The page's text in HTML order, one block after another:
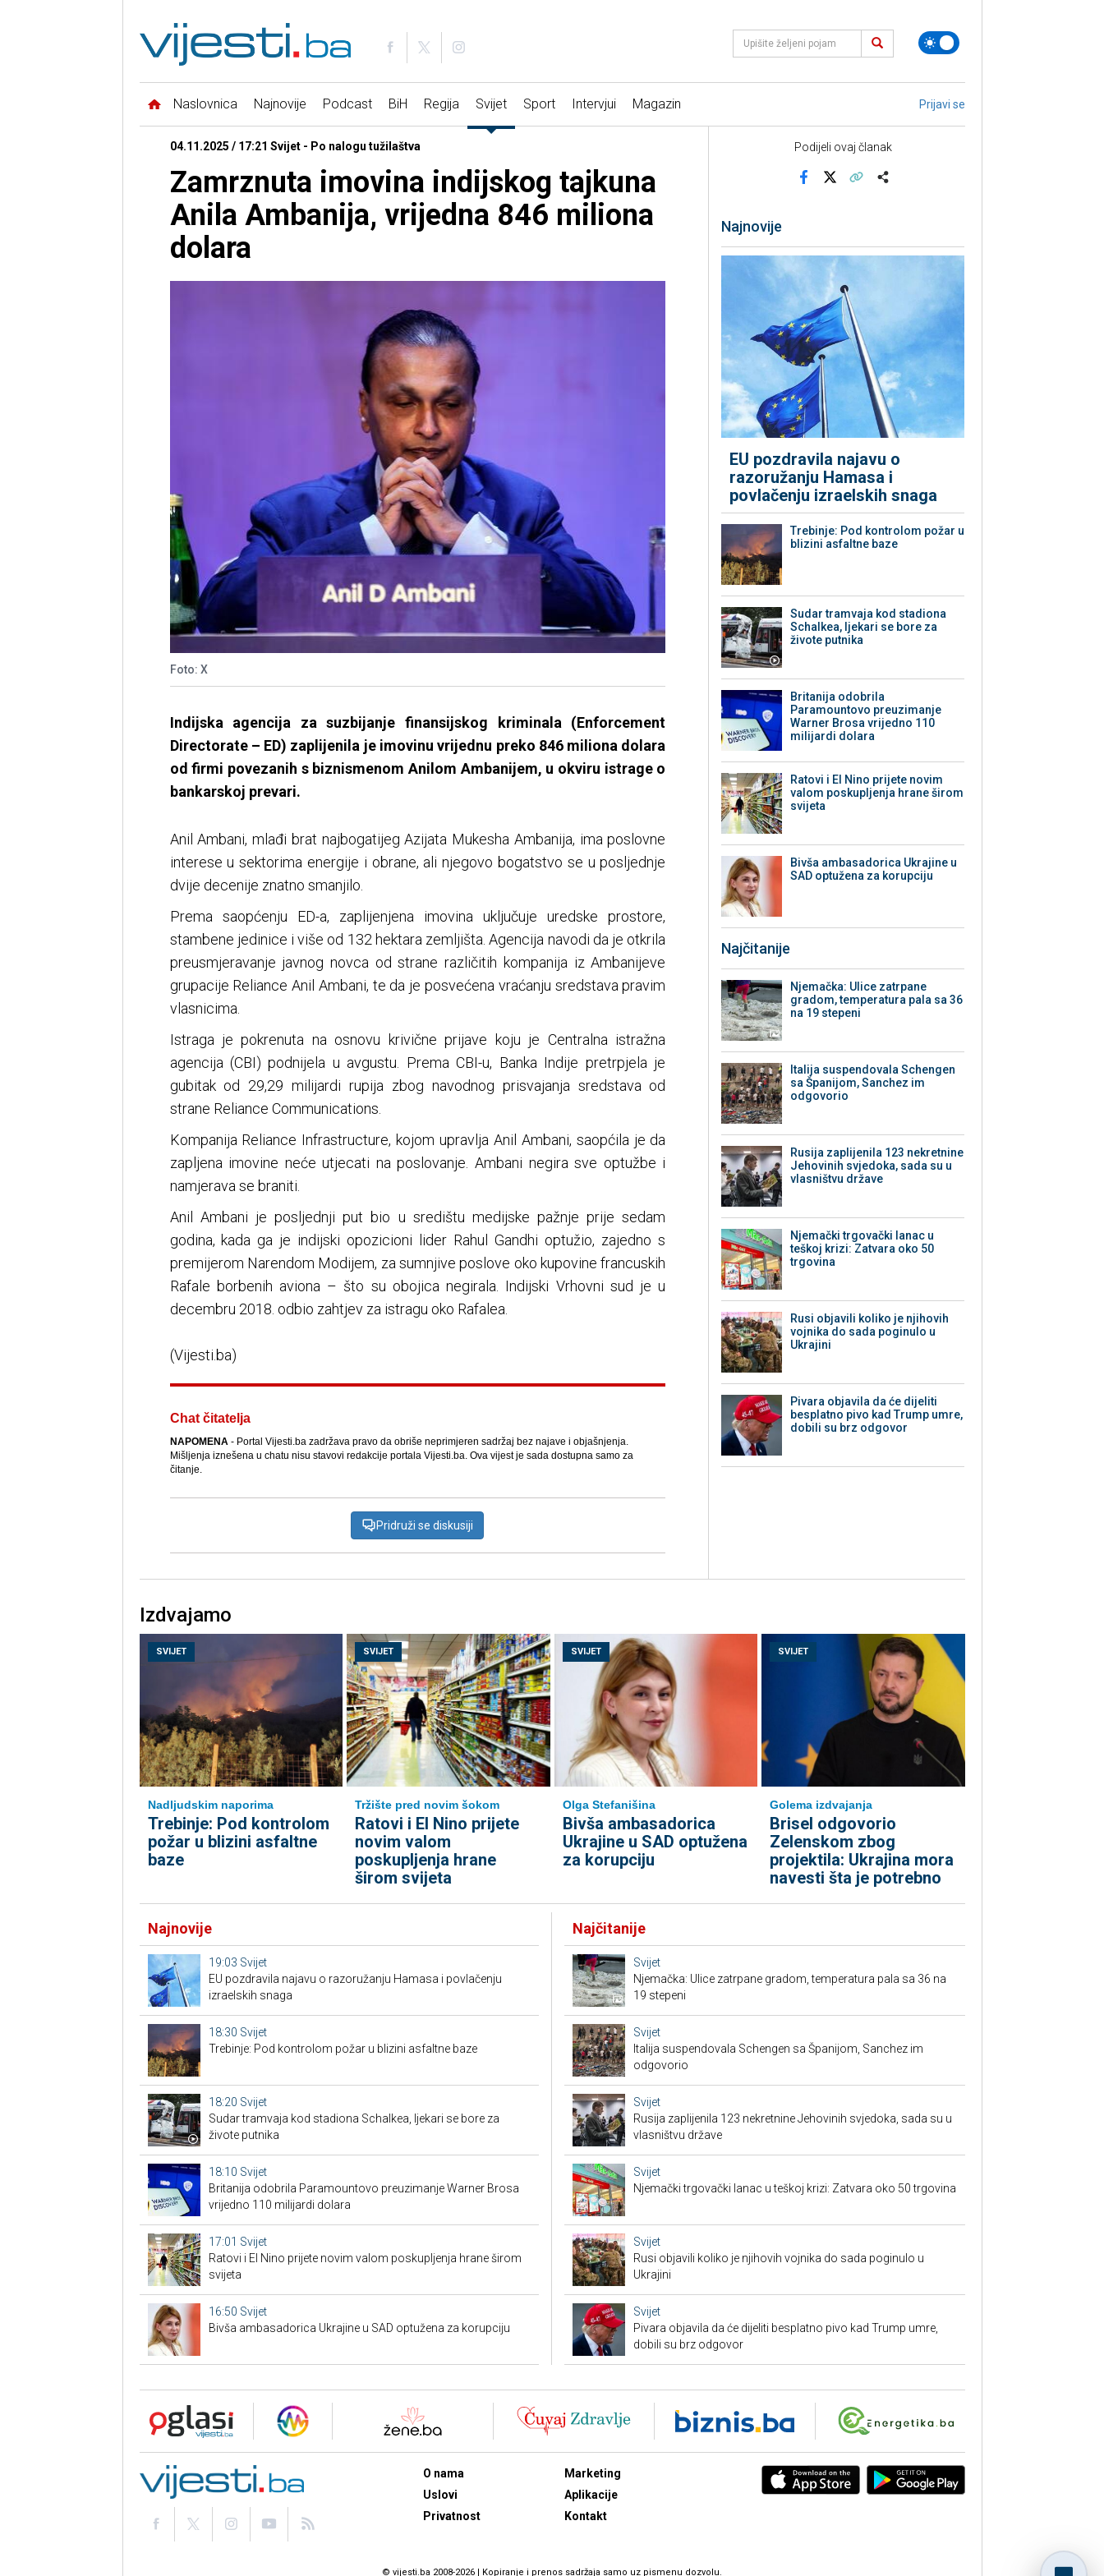
Naslovnica Najnovije Podcast BiH Regija Svijet Sport Intervjui Magazin Prijavi se
04.11.2025 / 17:21 Svijet - Po nalogu tužilaštva
Zamrznuta imovina indijskog tajkuna
Anila Ambanija, vrijedna 846 miliona
dolara
Foto: X
Indijska agencija za suzbijanje finansijskog kriminala (Enforcement
Directorate – ED) zaplijenila je imovinu vrijednu preko 846 miliona dolara
od firmi povezanih s biznismenom Anilom Ambanijem, u okviru istrage o
bankarskoj prevari.
Anil Ambani, mlađi brat najbogatijeg Azijata Mukesha Ambanija, ima poslovne
interese u sektorima energije i obrane, ali njegovo bogatstvo se u posljednje
dvije decenije znatno smanjilo.
Prema saopćenju ED-a, zaplijenjena imovina uključuje uredske prostore,
stambene jedinice i više od 132 hektara zemljišta. Agencija navodi da je otkrila
preusmjeravanje javnog novca od strane različitih kompanija iz Ambanijeve
grupacije Reliance Anil Ambani, te da je posvećena vraćanju sredstava pravim
vlasnicima.
Istraga je pokrenuta na osnovu krivične prijave koju je Centralna istražna
agencija (CBI) podnijela u avgustu. Prema CBI-u, Banka Indije pretrpjela je
gubitak od 29,29 milijardi rupija zbog navodnog prisvajanja sredstava od
strane Reliance Communications.
Kompanija Reliance Infrastructure, kojom upravlja Anil Ambani, saopćila je da
zapljena imovine neće utjecati na poslovanje. Ambani negira sve optužbe i
namjerava se braniti.
Anil Ambani je posljednji put bio u središtu medijske pažnje prije sedam
godina, kada ga je indijski opozicioni lider Rahul Gandhi optužio, zajedno s
premijerom Narendom Modijem, za sumnjive poslove oko kupovine francuskih
Rafale borbenih aviona – što su obojica negirala. Indijski Vrhovni sud je u
decembru 2018. odbio zahtjev za istragu oko Rafalea.
(Vijesti.ba)
Chat čitatelja
NAPOMENA- Portal Vijesti.ba zadržava pravo da obriše neprimjeren sadržaj bez najave i objašnjenja.
Mišljenja iznešena u chatu nisu stavovi redakcije portala Vijesti.ba. Ova vijest je sada dostupna samo za
čitanje.
Pridruži se diskusiji
Podijeli ovaj članak
Najnovije
EU pozdravila najavu o
razoružanju Hamasa i
povlačenju izraelskih snaga
Trebinje: Pod kontrolom požar u
blizini asfaltne baze
Sudar tramvaja kod stadiona
Schalkea, ljekari se bore za
živote putnika
Britanija odobrila
Paramountovo preuzimanje
Warner Brosa vrijedno 110
milijardi dolara
Ratovi i El Nino prijete novim
valom poskupljenja hrane širom
svijeta
Bivša ambasadorica Ukrajine u
SAD optužena za korupciju
Najčitanije
Njemačka: Ulice zatrpane
gradom, temperatura pala sa 36
na 19 stepeni
Italija suspendovala Schengen
sa Španijom, Sanchez im
odgovorio
Rusija zaplijenila 123 nekretnine
Jehovinih svjedoka, sada su u
vlasništvu države
Njemački trgovački lanac u
teškoj krizi: Zatvara oko 50
trgovina
Rusi objavili koliko je njihovih
vojnika do sada poginulo u
Ukrajini
Pivara objavila da će dijeliti
besplatno pivo kad Trump umre,
dobili su brz odgovor
Izdvajamo
SVIJET
Nadljudskim naporima
Trebinje: Pod kontrolom
požar u blizini asfaltne
baze
SVIJET
Tržište pred novim šokom
Ratovi i El Nino prijete
novim valom
poskupljenja hrane
širom svijeta
SVIJET
Olga Stefanišina
Bivša ambasadorica
Ukrajine u SAD optužena
za korupciju
SVIJET
Golema izdvajanja
Brisel odgovorio
Zelenskom zbog
projektila: Ukrajina mora
navesti šta je potrebno
Najnovije
19:03 Svijet
EU pozdravila najavu o razoružanju Hamasa i povlačenju
izraelskih snaga
18:30 Svijet
Trebinje: Pod kontrolom požar u blizini asfaltne baze
18:20 Svijet
Sudar tramvaja kod stadiona Schalkea, ljekari se bore za
živote putnika
18:10 Svijet
Britanija odobrila Paramountovo preuzimanje Warner Brosa
vrijedno 110 milijardi dolara
17:01 Svijet
Ratovi i El Nino prijete novim valom poskupljenja hrane širom
svijeta
16:50 Svijet
Bivša ambasadorica Ukrajine u SAD optužena za korupciju
Najčitanije
Svijet
Njemačka: Ulice zatrpane gradom, temperatura pala sa 36 na
19 stepeni
Svijet
Italija suspendovala Schengen sa Španijom, Sanchez im
odgovorio
Svijet
Rusija zaplijenila 123 nekretnine Jehovinih svjedoka, sada su u
vlasništvu države
Svijet
Njemački trgovački lanac u teškoj krizi: Zatvara oko 50 trgovina
Svijet
Rusi objavili koliko je njihovih vojnika do sada poginulo u
Ukrajini
Svijet
Pivara objavila da će dijeliti besplatno pivo kad Trump umre,
dobili su brz odgovor
O nama
Uslovi
Privatnost
Marketing
Aplikacije
Kontakt
© vijesti.ba 2008-2026 | Kopiranje i prenos sadržaja samo uz pismenu dozvolu.